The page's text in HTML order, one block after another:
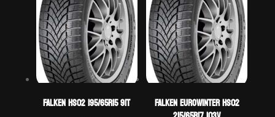
Falken HS02 195/65R15 91T Falken EUROWINTER HS02